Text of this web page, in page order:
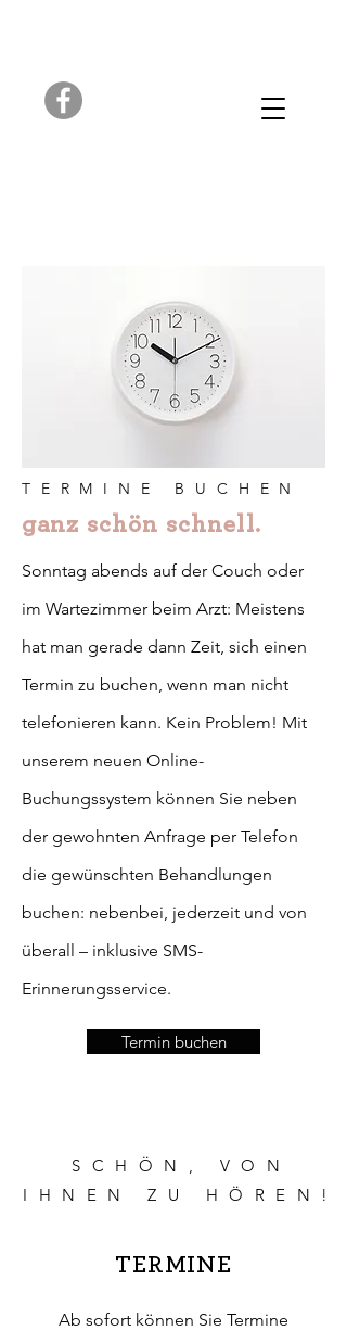
TERMINE BUCHEN
ganz schön schnell.
Sonntag abends auf der Couch oder
im Wartezimmer beim Arzt: Meistens
hat man gerade dann Zeit, sich einen
Termin zu buchen, wenn man nicht
telefonieren kann. Kein Problem! Mit
unserem neuen Online-
Buchungssystem können Sie neben
der gewohnten Anfrage per Telefon
die gewünschten Behandlungen
buchen: nebenbei, jederzeit und von
überall – inklusive SMS-
Erinnerungsservice.
Termin buchen
SCHÖN, VON
IHNEN ZU HÖREN!
TERMINE
Ab sofort können Sie Termine